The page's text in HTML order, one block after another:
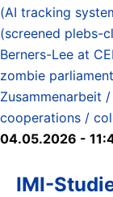
(AI tracking
(screened plebs-
Berners-Lee at
zombie
Zusammenarbeit
cooperations /
04.05.2026 -
IMI-